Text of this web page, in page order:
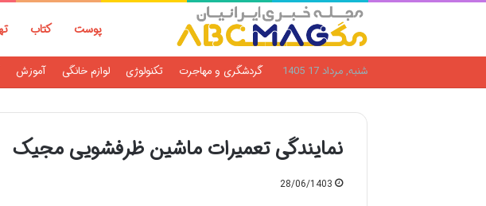
پوست کتاب
شنبه, مرداد 17 1405 گردشگری و مهاجرت تکنولوژی لوازم خانگی آموزش
نمایندگی تعمیرات ماشین ظرفشویی مجیک
28/06/1403